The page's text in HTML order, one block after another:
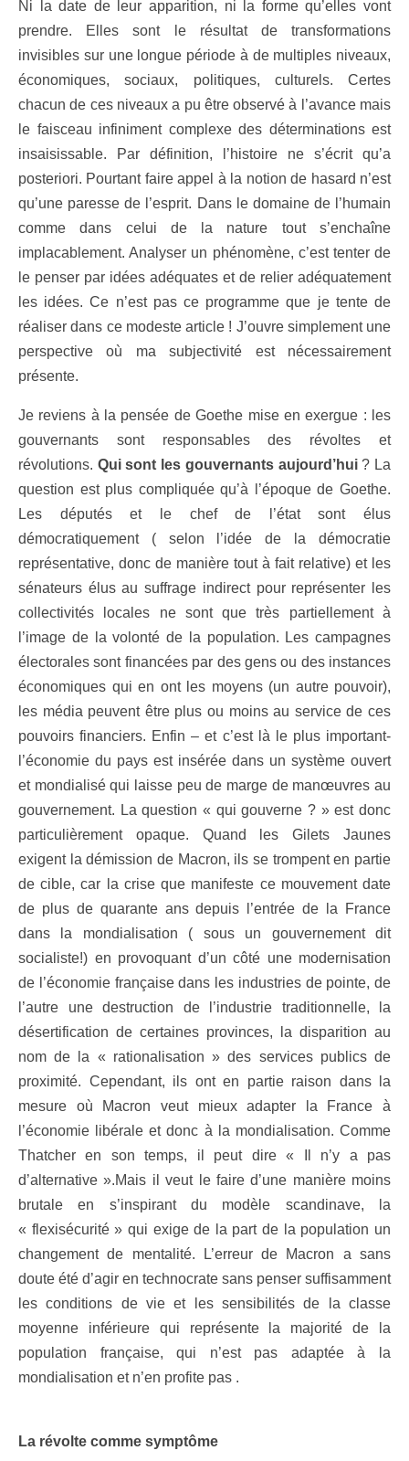
Ni la date de leur apparition, ni la forme qu’elles vont
prendre. Elles sont le résultat de transformations
invisibles sur une longue période à de multiples niveaux,
économiques, sociaux, politiques, culturels. Certes
chacun de ces niveaux a pu être observé à l’avance mais
le faisceau infiniment complexe des déterminations est
insaisissable. Par définition, l’histoire ne s’écrit qu’a
posteriori. Pourtant faire appel à la notion de hasard n’est
qu’une paresse de l’esprit. Dans le domaine de l’humain
comme dans celui de la nature tout s’enchaîne
implacablement. Analyser un phénomène, c’est tenter de
le penser par idées adéquates et de relier adéquatement
les idées. Ce n’est pas ce programme que je tente de
réaliser dans ce modeste article ! J’ouvre simplement une
perspective où ma subjectivité est nécessairement
présente.
Je reviens à la pensée de Goethe mise en exergue : les
gouvernants sont responsables des révoltes et
révolutions. Qui sont les gouvernants aujourd’hui? La
question est plus compliquée qu’à l’époque de Goethe.
Les députés et le chef de l’état sont élus
démocratiquement ( selon l’idée de la démocratie
représentative, donc de manière tout à fait relative) et les
sénateurs élus au suffrage indirect pour représenter les
collectivités locales ne sont que très partiellement à
l’image de la volonté de la population. Les campagnes
électorales sont financées par des gens ou des instances
économiques qui en ont les moyens (un autre pouvoir),
les média peuvent être plus ou moins au service de ces
pouvoirs financiers. Enfin – et c’est là le plus important-
l’économie du pays est insérée dans un système ouvert
et mondialisé qui laisse peu de marge de manœuvres au
gouvernement. La question « qui gouverne ? » est donc
particulièrement opaque. Quand les Gilets Jaunes
exigent la démission de Macron, ils se trompent en partie
de cible, car la crise que manifeste ce mouvement date
de plus de quarante ans depuis l’entrée de la France
dans la mondialisation ( sous un gouvernement dit
socialiste!) en provoquant d’un côté une modernisation
de l’économie française dans les industries de pointe, de
l’autre une destruction de l’industrie traditionnelle, la
désertification de certaines provinces, la disparition au
nom de la « rationalisation » des services publics de
proximité. Cependant, ils ont en partie raison dans la
mesure où Macron veut mieux adapter la France à
l’économie libérale et donc à la mondialisation. Comme
Thatcher en son temps, il peut dire « Il n’y a pas
d’alternative ».Mais il veut le faire d’une manière moins
brutale en s’inspirant du modèle scandinave, la
« flexisécurité » qui exige de la part de la population un
changement de mentalité. L’erreur de Macron a sans
doute été d’agir en technocrate sans penser suffisamment
les conditions de vie et les sensibilités de la classe
moyenne inférieure qui représente la majorité de la
population française, qui n’est pas adaptée à la
mondialisation et n’en profite pas .
La révolte comme symptôme